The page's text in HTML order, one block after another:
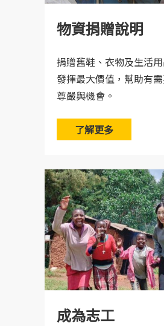
A：為了不造成貨運公司車輛
停在倉庫正門口，推薦您可將
Q：如何確定你們有收到我寄送
A：倉庫募集期間每天都有許
可以透過您所使用的物流公司
局幫您查詢物件的寄送狀況，
Q：你們能夠來幫我收鞋子跟衣
A：非常抱歉，因為協會的人
無法到府幫您收鞋及衣服，還
Q：朋友在LINE賴群組分享募
資訊是真的嗎?
物資捐贈說明
捐贈舊鞋、衣物及生活
發揮最大價值，幫助有
尊嚴與機會。
了解更多
成為志工